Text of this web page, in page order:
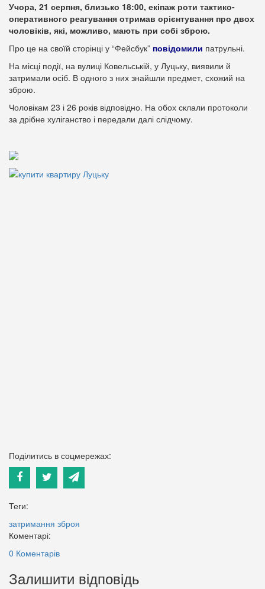
Учора, 21 серпня, близько 18:00, екіпаж роти тактико-
оперативного реагування отримав орієнтування про двох
чоловіків, які, можливо, мають при собі зброю.
Про це на своїй сторінці у “Фейсбук” повідомили патрульні.
На місці події, на вулиці Ковельській, у Луцьку, виявили й
затримали осіб. В одного з них знайшли предмет, схожий на
зброю.
Чоловікам 23 і 26 років відповідно. На обох склали протоколи
за дрібне хуліганство і передали далі слідчому.
Поділитись в соцмережах:
Теги:
затримання зброя
Коментарі:
0 Коментарів
Залишити відповідь